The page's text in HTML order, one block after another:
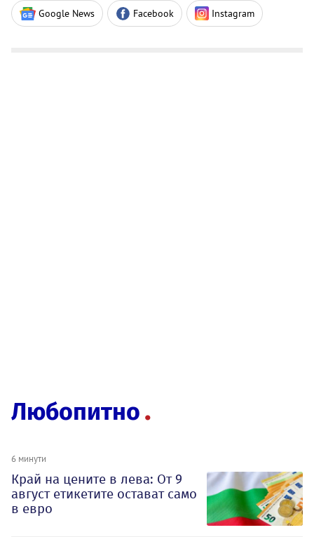
Google News Facebook Instagram
Любопитно
6 минути
Край на цените в лева: От 9
август етикетите остават само
в евро